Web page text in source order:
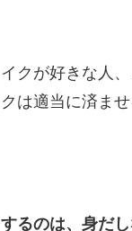
クが好きな人
は適当に済ま
るのは、身だ